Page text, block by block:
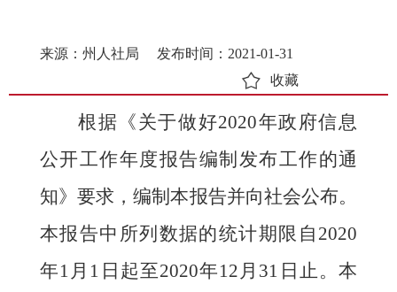
来源：州人社局
发布时间：2021-01-31
收藏
根据《关于做好2020年政府信息
公开工作年度报告编制发布工作的通
知》要求，编制本报告并向社会公布。
本报告中所列数据的统计期限自2020
年1月1日起至2020年12月31日止。本